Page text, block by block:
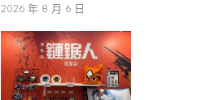
2026 年 8 月 6 日